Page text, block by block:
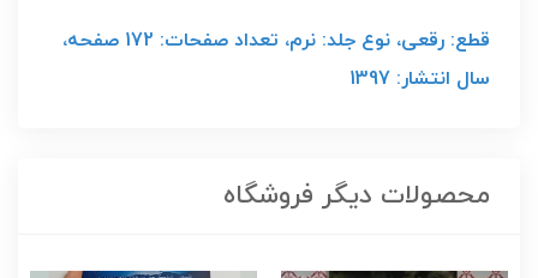
قطع: رقعی، نوع جلد: نرم، تعداد صفحات: 172 صفحه،
سال انتشار: 1397
محصولات دیگر فروشگاه